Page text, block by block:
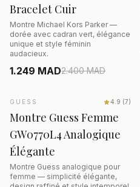
Bracelet Cuir
Montre Michael Kors Parker —
dorée avec cadran vert, élégance
unique et style féminin
audacieux.
1.249 MAD2.400MAD
SALE
AJOUTER AU PANIER
GUESS 4.9 (7)
Montre Guess Femme
GW0770L4 Analogique
Élégante
Montre Guess analogique pour
femme — simplicité élégante,